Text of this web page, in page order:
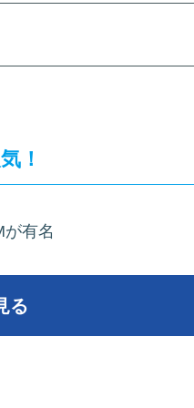
！
有名
る